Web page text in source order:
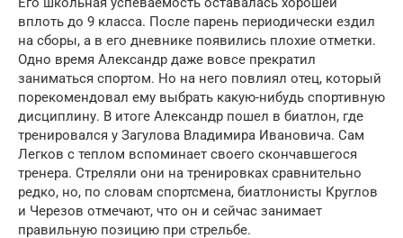
вплоть до 9 класса. После парень периодически ездил
на сборы, а в его дневнике появились плохие отметки.
Одно время Александр даже вовсе прекратил
заниматься спортом. Но на него повлиял отец, который
порекомендовал ему выбрать какую-нибудь спортивную
дисциплину. В итоге Александр пошел в биатлон, где
тренировался у Загулова Владимира Ивановича. Сам
Легков с теплом вспоминает своего скончавшегося
тренера. Стреляли они на тренировках сравнительно
редко, но, по словам спортсмена, биатлонисты Круглов
и Черезов отмечают, что он и сейчас занимает
правильную позицию при стрельбе.